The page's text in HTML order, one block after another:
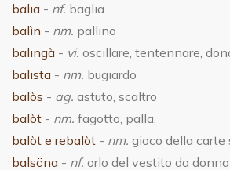
balia - nf. baglia
balìn - nm. pallino
balingà - vi. oscillare, tentennare,
balista - nm. bugiardo
balòs - ag. astuto, scaltro
balòt - nm. fagotto, palla,
balòt e rebalòt - nm. gioco della
balsöna - nf. orlo del vestito da donna